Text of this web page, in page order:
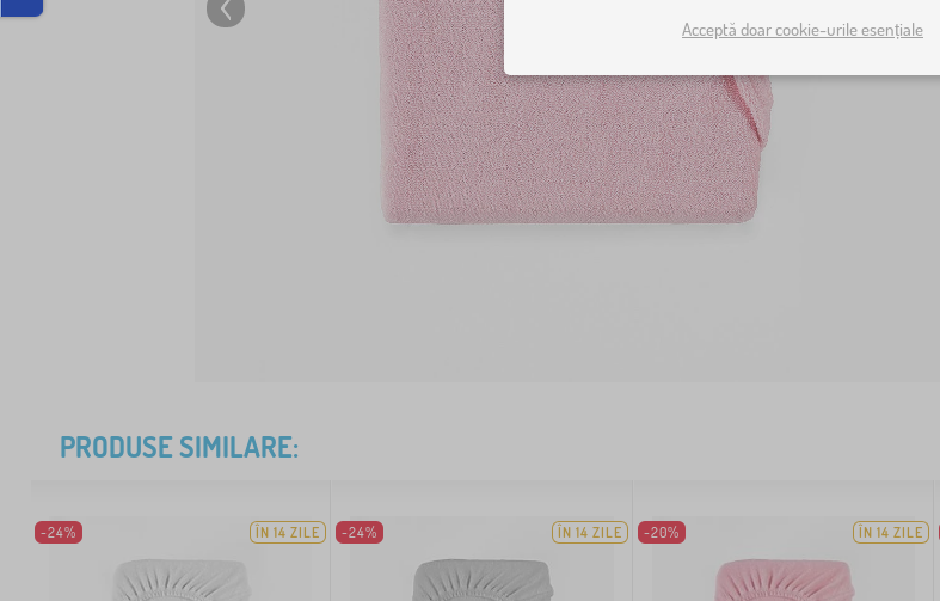
PRODUSE SIMILARE:
-24% ÎN 14 ZILE -24% ÎN 14 ZILE -20% ÎN 14 ZILE
Acceptă doar cookie-urile esențiale